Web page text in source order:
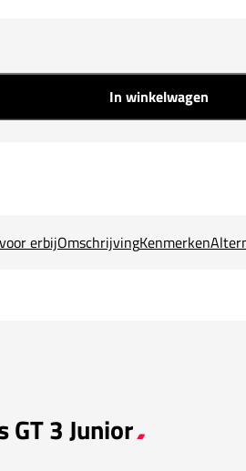
In winkelwagen
erbijOmschrijvingKenmerken
GT 3 Junior